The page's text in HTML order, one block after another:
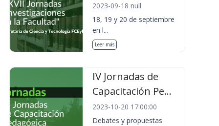
2023-09-18 null
18, 19 y 20 de septiembre
en l...
Leer más
IV Jornadas de
Capacitación Pe...
2023-10-20 17:00:00
Debates y propuestas